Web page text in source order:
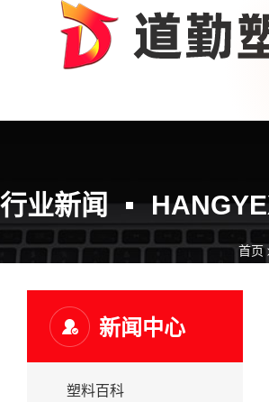
行业新闻
首页
新闻中心
塑料百科